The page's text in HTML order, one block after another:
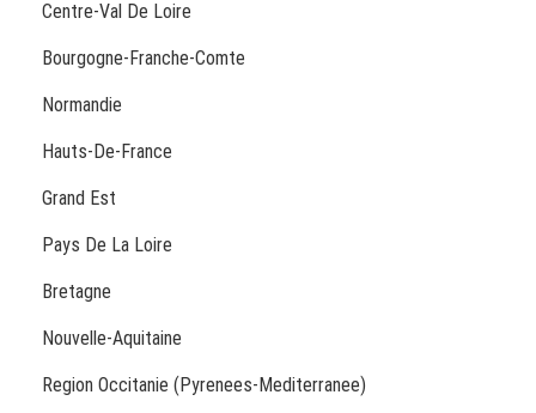
Centre-Val De Loire
Bourgogne-Franche-Comte
Normandie
Hauts-De-France
Grand Est
Pays De La Loire
Bretagne
Nouvelle-Aquitaine
Region Occitanie (Pyrenees-Mediterranee)